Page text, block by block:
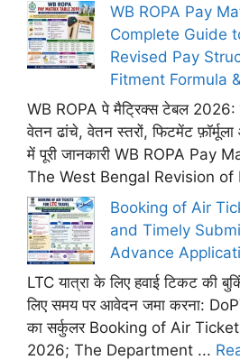
WB ROPA Pay
Complete Guide
Revised Pay
Fitment Formula
WB ROPA पे मैट्रिक्स टेबल 2026:
वेतन ढांचे, वेतन स्तरों, फिटमेंट फ़ॉर्मूला
में पूरी जानकारी WB ROPA Pay
The West Bengal Revision of
Booking of Air
and Timely
Advance
LTC यात्रा के लिए हवाई टिकट की
लिए समय पर आवेदन जमा करना:
का सर्कुलर Booking of Air
2026; The Department ...